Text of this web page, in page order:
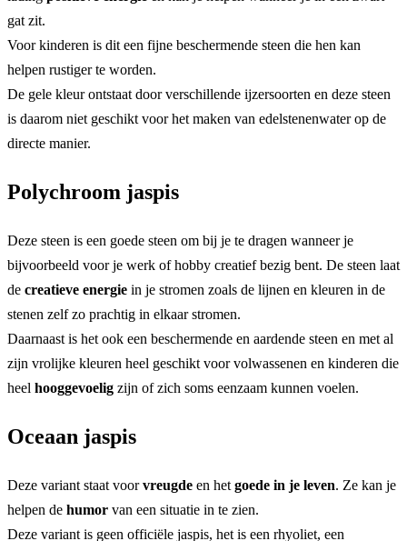
gat zit.
Voor kinderen is dit een fijne beschermende steen die hen kan
helpen rustiger te worden.
De gele kleur ontstaat door verschillende ijzersoorten en deze steen
is daarom niet geschikt voor het maken van edelstenenwater op de
directe manier.
Polychroom jaspis
Deze steen is een goede steen om bij je te dragen wanneer je
bijvoorbeeld voor je werk of hobby creatief bezig bent. De steen laat
de creatieve energie in je stromen zoals de lijnen en kleuren in de
stenen zelf zo prachtig in elkaar stromen.
Daarnaast is het ook een beschermende en aardende steen en met al
zijn vrolijke kleuren heel geschikt voor volwassenen en kinderen die
heel hooggevoelig zijn of zich soms eenzaam kunnen voelen.
Oceaan jaspis
Deze variant staat voorvreugde en het goede in je leven. Ze kan je
helpen de humor van een situatie in te zien.
Deze variant is geen officiële jaspis, het is een rhyoliet, een